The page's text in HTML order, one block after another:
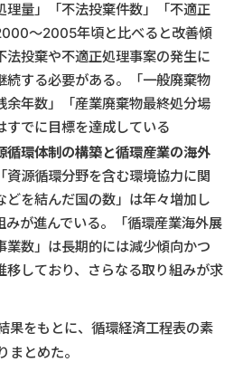
理量」「不法投棄件数」「不適正
～2005年頃と比べると改善傾
法投棄や不適正処理事案の発生に
続する必要がある。「一般廃棄物
余年数」「産業廃棄物最終処分場
すでに目標を達成している
循環体制の構築と循環産業の海外
資源循環分野を含む環境協力に関
どを結んだ国の数」は年々増加し
みが進んでいる。「循環産業海外展
業数」は長期的には減少傾向かつ
移しており、さらなる取り組みが求
果をもとに、循環経済工程表の素
まとめた。